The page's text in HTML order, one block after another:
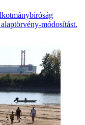
módosítást.